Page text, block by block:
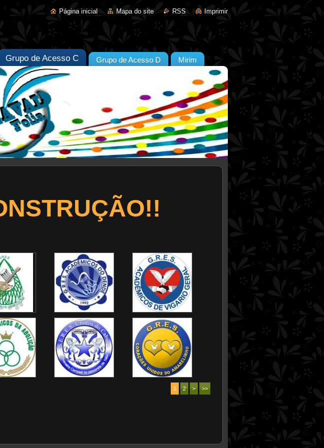
Página inicial Mapa do site RSS Imprimir
Grupo de Acesso C Grupo de Acesso D Mirim
1 2 > >>